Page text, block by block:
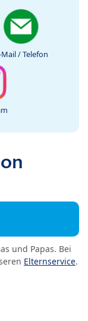
Mail / Telefon
und Papas. Bei
Elternservice.